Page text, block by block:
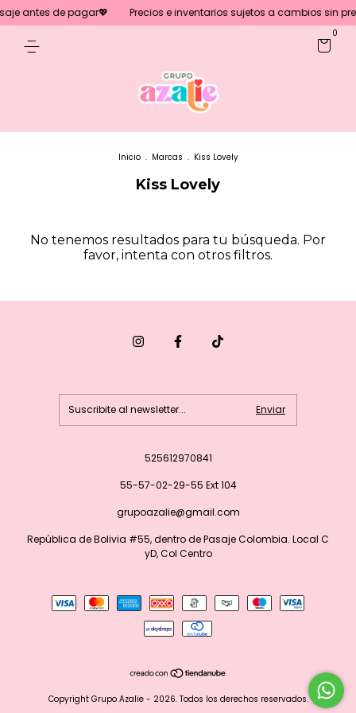
antes de pagar💖 Precios e inventarios sujetos a cambios sin
0
Inicio . Marcas . Kiss Lovely
Kiss Lovely
No tenemos resultados para tu búsqueda. Por
favor, intenta con otros filtros.
525612970841
55-57-02-29-55 Ext 104
grupoazalie@gmail.com
República de Bolivia #55, dentro de Pasaje Colombia. Local C
yD, Col Centro
Copyright Grupo Azalie - 2026. Todos los derechos reservados.